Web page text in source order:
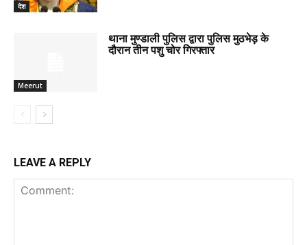
देश
Meerut
थाना मुण्डाली पुलिस द्वारा पुलिस मुठभेड़ के
दौरान तीन पशु चोर गिरफ्तार
LEAVE A REPLY